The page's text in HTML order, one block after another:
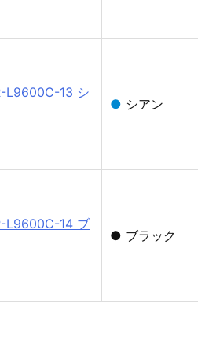
L9600C-13 シ
● シアン
L9600C-14 ブ
● ブラック